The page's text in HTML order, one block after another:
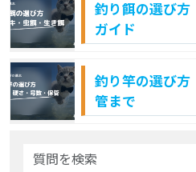
釣り餌の選び方
ガイド
釣り竿の選び方
管まで